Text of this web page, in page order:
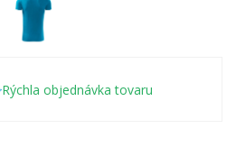
Rýchla objednávka tovaru